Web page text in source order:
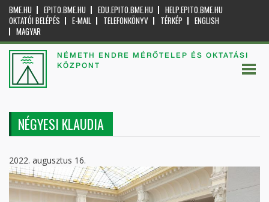
BME.HU EPITO.BME.HU EDU.EPITO.BME.HU
HELP.EPITO.BME.HU
OKTATÓI BELÉPÉS
E-MAIL TELEFONKÖNYV TÉRKÉP
ENGLISH
MAGYAR
NÉMETH ENDRE MÉRŐTELEP ÉS OKTATÁSI
KÖZPONT
NÉGYESI KLAUDIA
2022. augusztus 16.